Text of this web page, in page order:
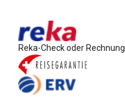
ab CHF
Reka-Check oder Rechnung